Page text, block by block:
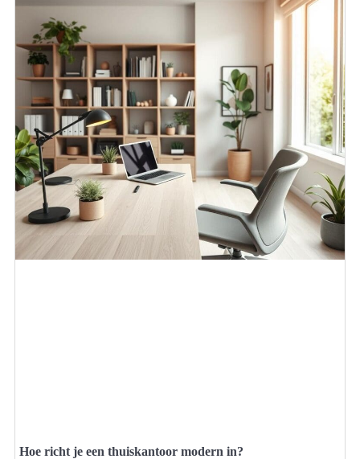
Hoe richt je een thuiskantoor modern in?